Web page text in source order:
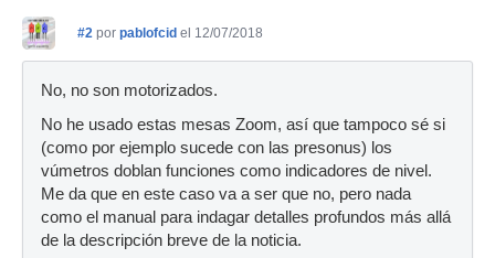
#2 por pablofcid el 12/07/2018
No, no son motorizados.
No he usado estas mesas Zoom, así que tampoco sé si
(como por ejemplo sucede con las presonus) los
vúmetros doblan funciones como indicadores de nivel.
Me da que en este caso va a ser que no, pero nada
como el manual para indagar detalles profundos más allá
de la descripción breve de la noticia.